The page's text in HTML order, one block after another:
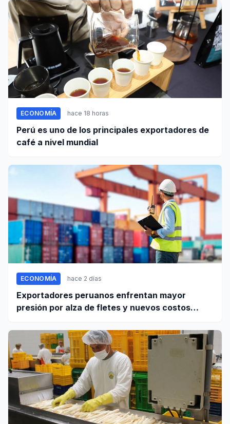
ECONOMÍA hace 18 horas
Perú es uno de los principales exportadores de
café a nivel mundial
ECONOMÍA hace 2 días
Exportadores peruanos enfrentan mayor
presión por alza de fletes y nuevos costos